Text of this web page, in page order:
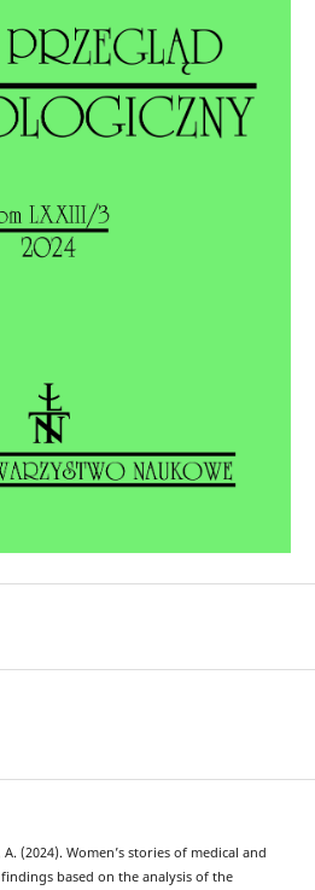
(2024). Women’s stories of medical and
based on the analysis of the